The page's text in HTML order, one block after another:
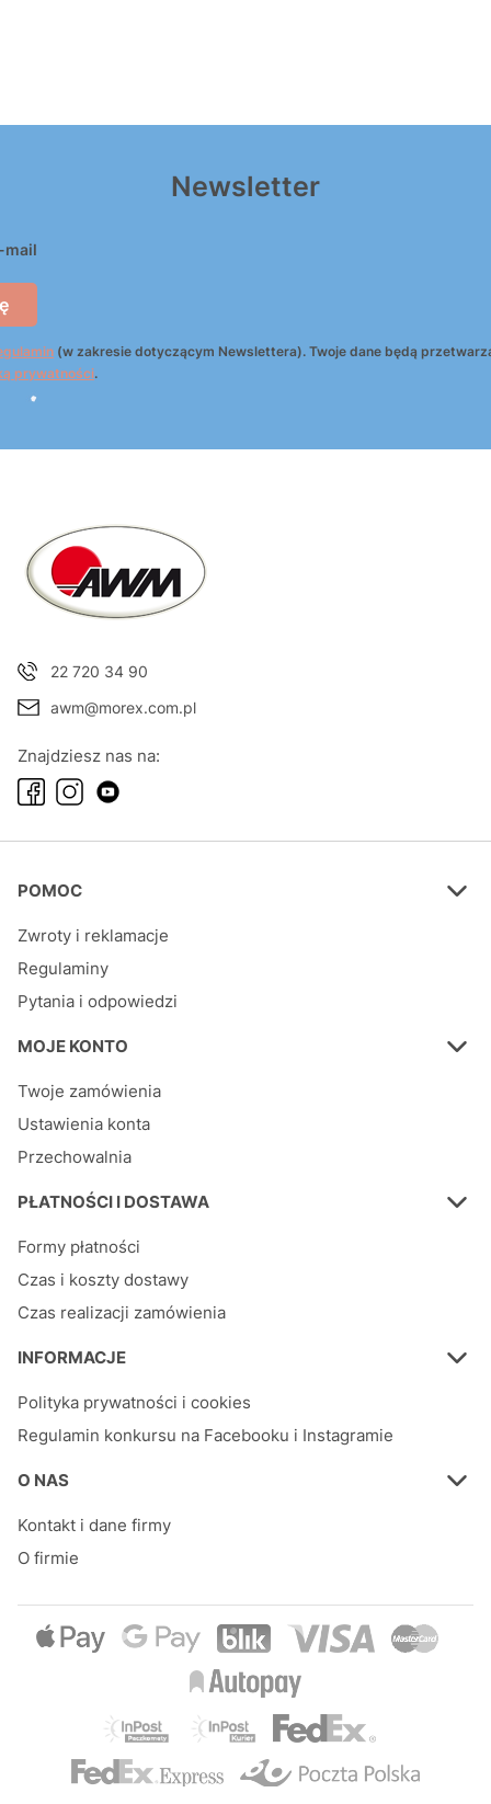
Newsletter
mail
(w zakresie dotyczącym Newslettera). Twoje dane będą
prywatności.
22 720 34 90
awm@morex.com.pl
Znajdziesz nas na:
Linki w stopce
POMOC
Zwroty i reklamacje
Regulaminy
Pytania i odpowiedzi
MOJE KONTO
Twoje zamówienia
Ustawienia konta
Przechowalnia
PŁATNOŚCI I DOSTAWA
Formy płatności
Czas i koszty dostawy
Czas realizacji zamówienia
INFORMACJE
Polityka prywatności i cookies
Regulamin konkursu na Facebooku i Instagramie
O NAS
Kontakt i dane firmy
O firmie